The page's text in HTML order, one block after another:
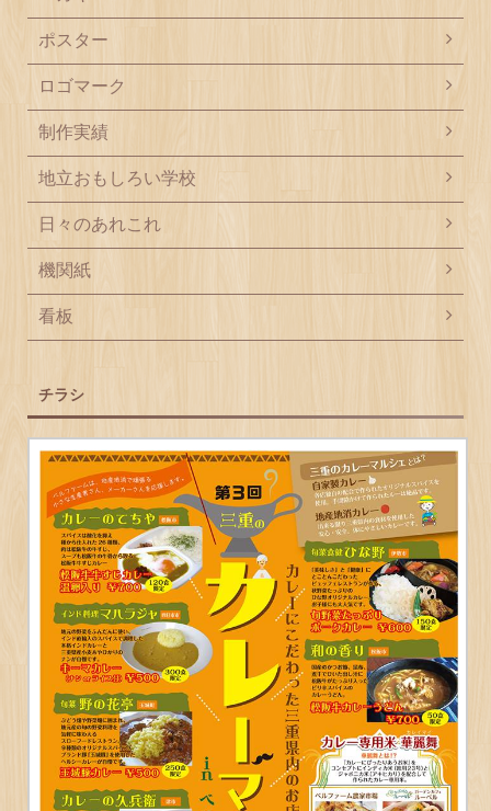
ポスター
ロゴマーク
制作実績
地立おもしろい学校
日々のあれこれ
機関紙
看板
チラシ